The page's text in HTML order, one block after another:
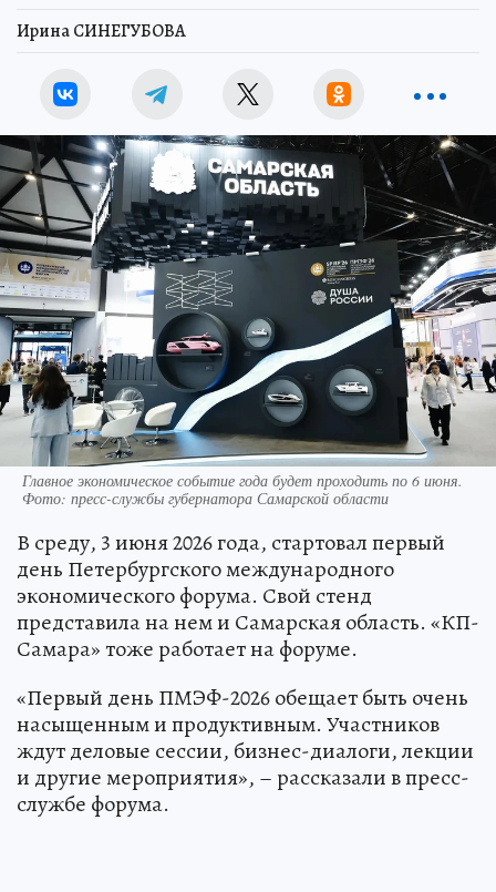
Ирина СИНЕГУБОВА
Главное экономическое событие года будет проходить по 6 июня.
Фото: пресс-службы губернатора Самарской области
В среду, 3 июня 2026 года, стартовал первый
день Петербургского международного
экономического форума. Свой стенд
представила на нем и Самарская область. «КП-
Самара» тоже работает на форуме.
«Первый день ПМЭФ-2026 обещает быть очень
насыщенным и продуктивным. Участников
ждут деловые сессии, бизнес-диалоги, лекции
и другие мероприятия», – рассказали в пресс-
службе форума.